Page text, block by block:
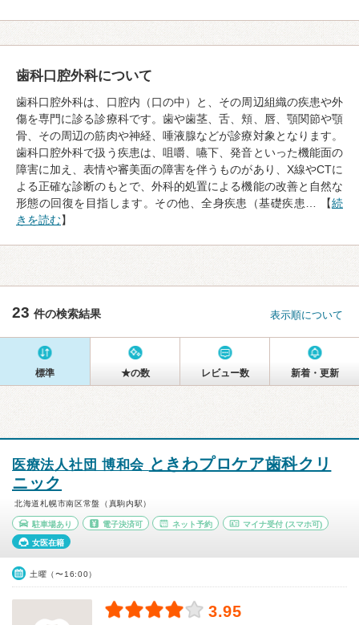
歯科口腔外科について
歯科口腔外科は、口腔内（口の中）と、その周辺組織の疾患や外
傷を専門に診る診療科です。歯や歯茎、舌、頬、唇、顎関節や顎
骨、その周辺の筋肉や神経、唾液腺などが診療対象となります。
歯科口腔外科で扱う疾患は、咀嚼、嚥下、発音といった機能面の
障害に加え、表情や審美面の障害を伴うものがあり、X線やCTに
よる正確な診断のもとで、外科的処置による機能の改善と自然な
形態の回復を目指します。その他、全身疾患（基礎疾患… 【続
きを読む】
23 件の検索結果 表示順について
標準 ★の数 レビュー数 新着・更新
医療法人社団 博和会 ときわプロケア歯科クリ
ニック
北海道札幌市南区常盤（真駒内駅）
駐車場あり 電子決済可 ネット予約 マイナ受付 (スマホ可)
女医在籍
土曜（〜16:00）
3.95